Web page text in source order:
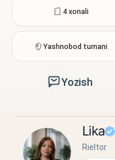
4 xonali
Yashnobod tumani
Yozish
Lika
Rieltor